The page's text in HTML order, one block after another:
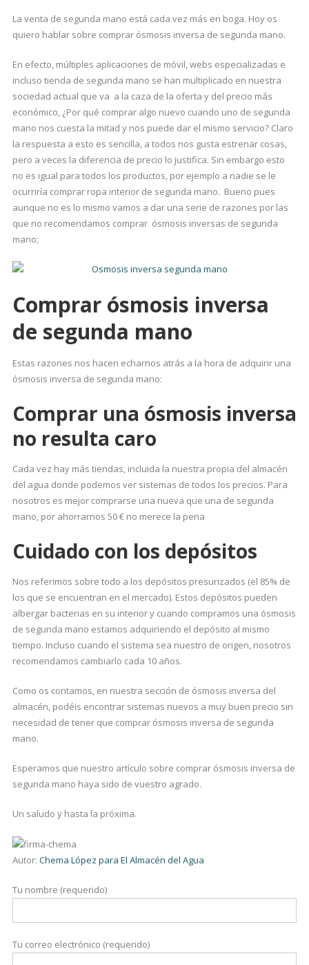
La venta de segunda mano está cada vez más en boga. Hoy os
quiero hablar sobre comprar ósmosis inversa de segunda mano.
En efecto, múltiples aplicaciones de móvil, webs especializadas e
incluso tienda de segunda mano se han multiplicado en nuestra
sociedad actual que va a la caza de la oferta y del precio más
económico, ¿Por qué comprar algo nuevo cuando uno de segunda
mano nos cuesta la mitad y nos puede dar el mismo servicio? Claro
la respuesta a esto es sencilla, a todos nos gusta estrenar cosas,
pero a veces la diferencia de precio lo justifica. Sin embargo esto
no es igual para todos los productos, por ejemplo a nadie se le
ocurriría comprar ropa interior de segunda mano. Bueno pues
aunque no es lo mismo vamos a dar una serie de razones por las
que no recomendamos comprar ósmosis inversas de segunda
mano;
Comprar ósmosis inversa
de segunda mano
Estas razones nos hacen echarnos atrás a la hora de adquirir una
ósmosis inversa de segunda mano:
Comprar una ósmosis inversa
no resulta caro
Cada vez hay más tiendas, incluida la nuestra propia del almacén
del agua donde podemos ver sistemas de todos los precios. Para
nosotros es mejor comprarse una nueva que una de segunda
mano, por ahorrarnos 50 € no merece la pena
Cuidado con los depósitos
Nos referimos sobre todo a los depósitos presurizados (el 85% de
los que se encuentran en el mercado). Estos depósitos pueden
albergar bacterias en su interior y cuando compramos una ósmosis
de segunda mano estamos adquiriendo el depósito al mismo
tiempo. Incluso cuando el sistema sea nuestro de origen, nosotros
recomendamos cambiarlo cada 10 años.
Como os contamos, en nuestra sección de ósmosis inversa del
almacén, podéis encontrar sistemas nuevos a muy buen precio sin
necesidad de tener que comprar ósmosis inversa de segunda
mano.
Esperamos que nuestro artículo sobre comprar ósmosis inversa de
segunda mano haya sido de vuestro agrado.
Un saludo y hasta la próxima.
Autor: Chema López para El Almacén del Agua
Tu nombre (requerido)
Tu correo electrónico (requerido)